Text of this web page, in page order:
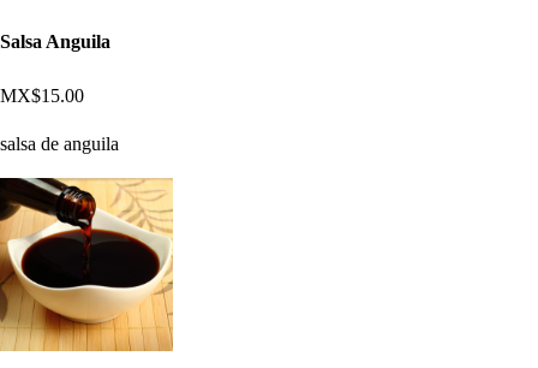
Salsa Anguila
MX$15.00
salsa de anguila